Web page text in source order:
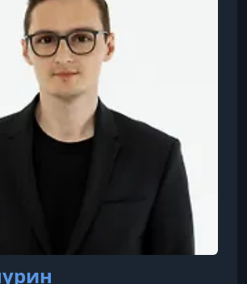
программы и брала
и зарубежных
дея